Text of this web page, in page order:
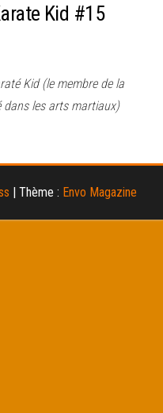
Kid #15
Kid (le membre de la
dans les arts martiaux)
| Thème : Envo Magazine